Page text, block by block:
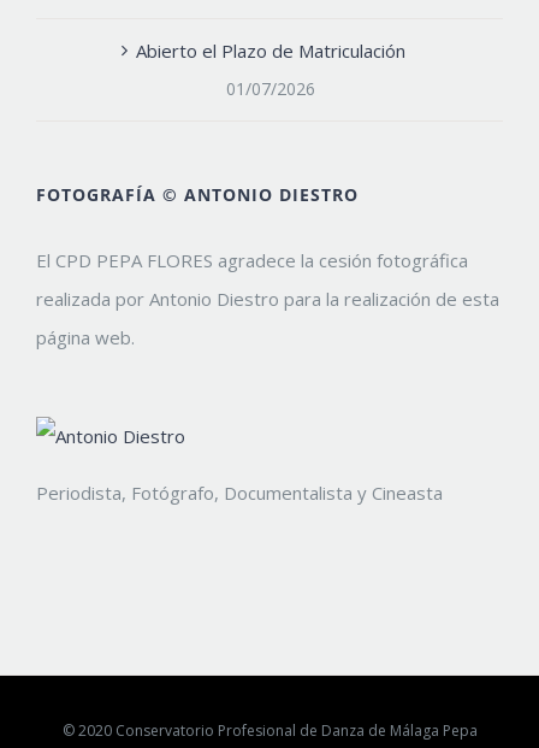
Abierto el Plazo de Matriculación
01/07/2026
FOTOGRAFÍA © ANTONIO DIESTRO
El CPD PEPA FLORES agradece la cesión fotográfica
realizada por Antonio Diestro para la realización de esta
página web.
Periodista, Fotógrafo, Documentalista y Cineasta
© 2020 Conservatorio Profesional de Danza de Málaga Pepa